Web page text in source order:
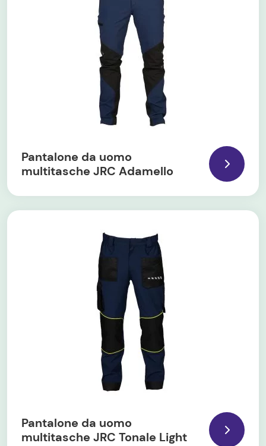
Pantalone da uomo
multitasche JRC Adamello
Pantalone da uomo
multitasche JRC Tonale Light